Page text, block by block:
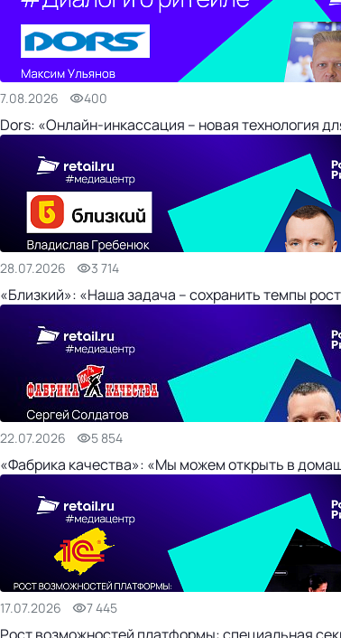
7.08.2026 400
Dors: «Онлайн-инкассация – новая технология
28.07.2026 3 714
«Близкий»: «Наша задача – сохранить темпы
22.07.2026 5 854
«Фабрика качества»: «Мы можем открыть в
17.07.2026 7 445